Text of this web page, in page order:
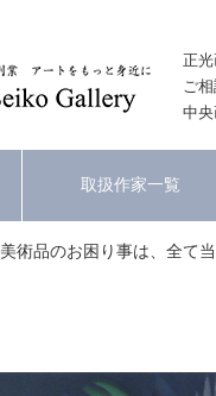
正
ご相
中央
取扱作家一覧
美術品のお困り事は、全て